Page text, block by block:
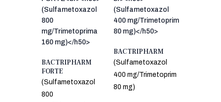
BACTRIPHARM
FORTE
(Sulfametoxazol
800
BACTRIPHARM
(Sulfametoxazol
400 mg/Trimetoprim
80 mg)